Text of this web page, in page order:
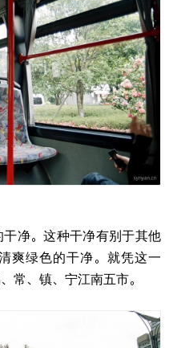
净。这种干净有别于其他
爽绿色的干净。就凭这一
常、镇、宁江南五市。